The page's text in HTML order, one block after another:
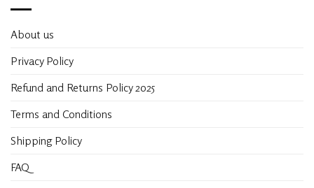
About us
Privacy Policy
Refund and Returns Policy 2025
Terms and Conditions
Shipping Policy
FAQ